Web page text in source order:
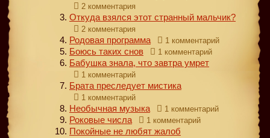
2 комментария
Откуда взялся этот странный мальчик?
2 комментария
Родовая программа 1 комментарий
Боюсь таких снов 1 комментарий
Бабушка знала, что завтра умрет
1 комментарий
Брата преследует мистика
1 комментарий
Необычная музыка 1 комментарий
Роковые числа 1 комментарий
Покойные не любят жалоб